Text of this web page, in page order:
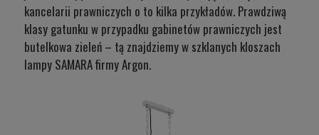
kancelarii prawniczych o to kilka przykładów. Prawdziwą
klasy gatunku w przypadku gabinetów prawniczych jest
butelkowa zieleń – tą znajdziemy w szklanych kloszach
lampy SAMARAfirmy Argon.